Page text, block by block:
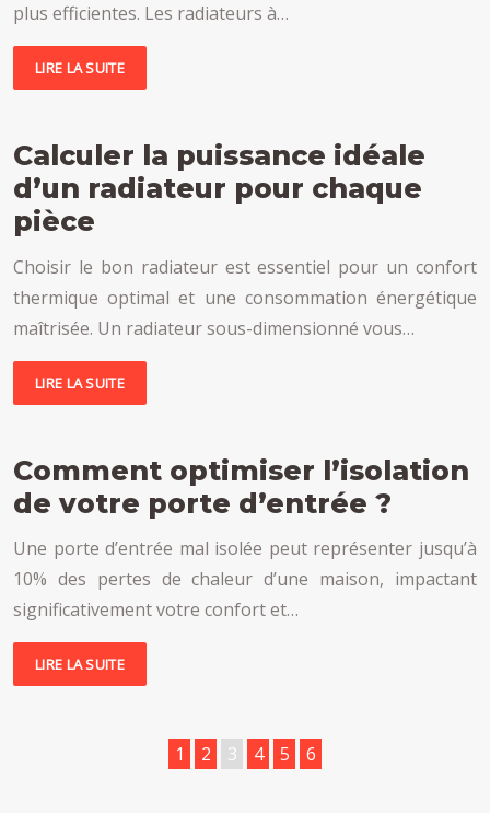
plus efficientes. Les radiateurs à…
LIRE LA SUITE
Calculer la puissance idéale
d’un radiateur pour chaque
pièce
Choisir le bon radiateur est essentiel pour un confort
thermique optimal et une consommation énergétique
maîtrisée. Un radiateur sous-dimensionné vous…
LIRE LA SUITE
Comment optimiser l’isolation
de votre porte d’entrée ?
Une porte d’entrée mal isolée peut représenter jusqu’à
10% des pertes de chaleur d’une maison, impactant
significativement votre confort et…
LIRE LA SUITE
1 2 3 4 5 6